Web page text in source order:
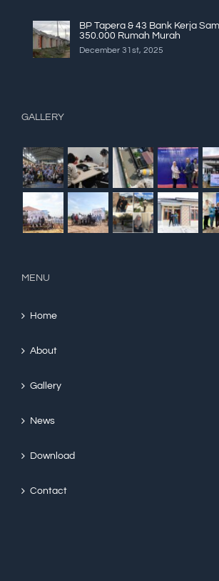
BP Tapera & 43 Bank Kerja
350.000 Rumah Murah
December 31st, 2025
GALLERY
MENU
Home
About
Gallery
News
Download
Contact